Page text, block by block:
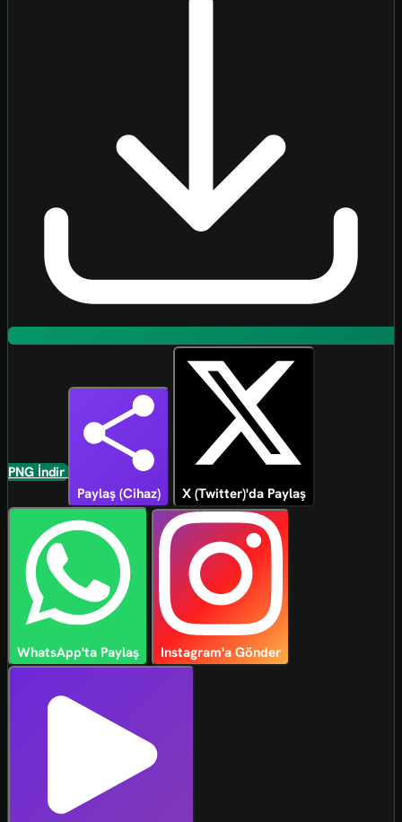
PNG İndir
Paylaş (Cihaz)
X (Twitter)'da Paylaş
WhatsApp'ta Paylaş Instagram'a Gönder